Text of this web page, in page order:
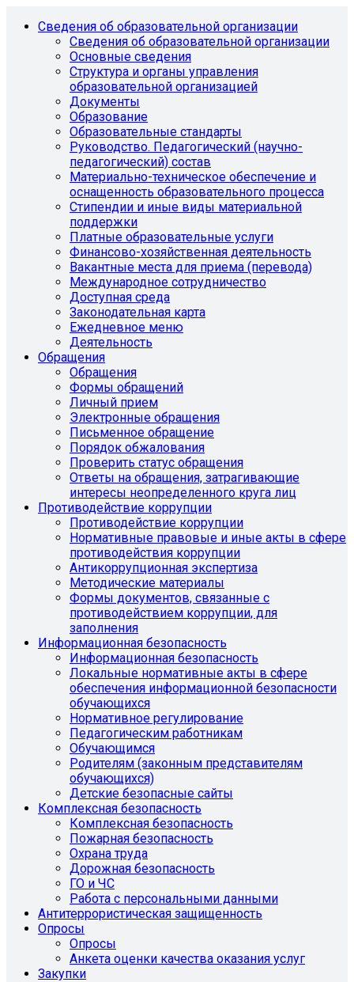
Сведения об образовательной организации
Сведения об образовательной организации
Основные сведения
Структура и органы управления
образовательной организацией
Документы
Образование
Образовательные стандарты
Руководство. Педагогический (научно-
педагогический) состав
Материально-техническое обеспечение и
оснащенность образовательного процесса
Стипендии и иные виды материальной
поддержки
Платные образовательные услуги
Финансово-хозяйственная деятельность
Вакантные места для приема (перевода)
Международное сотрудничество
Доступная среда
Законодательная карта
Ежедневное меню
Деятельность
Обращения
Обращения
Формы обращений
Личный прием
Электронные обращения
Письменное обращение
Порядок обжалования
Проверить статус обращения
Ответы на обращения, затрагивающие
интересы неопределенного круга лиц
Противодействие коррупции
Противодействие коррупции
Нормативные правовые и иные акты в сфере
противодействия коррупции
Антикоррупционная экспертиза
Методические материалы
Формы документов, связанные с
противодействием коррупции, для
заполнения
Информационная безопасность
Информационная безопасность
Локальные нормативные акты в сфере
обеспечения информационной безопасности
обучающихся
Нормативное регулирование
Педагогическим работникам
Обучающимся
Родителям (законным представителям
обучающихся)
Детские безопасные сайты
Комплексная безопасность
Комплексная безопасность
Пожарная безопасность
Охрана труда
Дорожная безопасность
ГО и ЧС
Работа с персональными данными
Антитеррористическая защищенность
Опросы
Опросы
Анкета оценки качества оказания услуг
Закупки